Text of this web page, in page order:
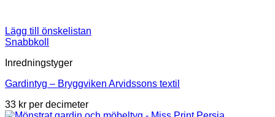
Lägg till önskelistan
Snabbkoll
Inredningstyger
Gardintyg – Bryggviken Arvidssons textil
33 kr per decimeter